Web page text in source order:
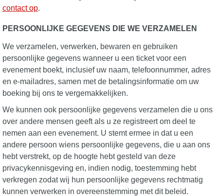
contact op.
PERSOONLIJKE GEGEVENS DIE WE VERZAMELEN
We verzamelen, verwerken, bewaren en gebruiken
persoonlijke gegevens wanneer u een ticket voor een
evenement boekt, inclusief uw naam, telefoonnummer, adres
en e-mailadres, samen met de betalingsinformatie om uw
boeking bij ons te vergemakkelijken.
We kunnen ook persoonlijke gegevens verzamelen die u ons
over andere mensen geeft als u ze registreert om deel te
nemen aan een evenement. U stemt ermee in dat u een
andere persoon wiens persoonlijke gegevens, die u aan ons
hebt verstrekt, op de hoogte hebt gesteld van deze
privacykennisgeving en, indien nodig, toestemming hebt
verkregen zodat wij hun persoonlijke gegevens rechtmatig
kunnen verwerken in overeenstemming met dit beleid.